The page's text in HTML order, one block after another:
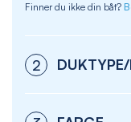
Finner du ikke din båt?
2